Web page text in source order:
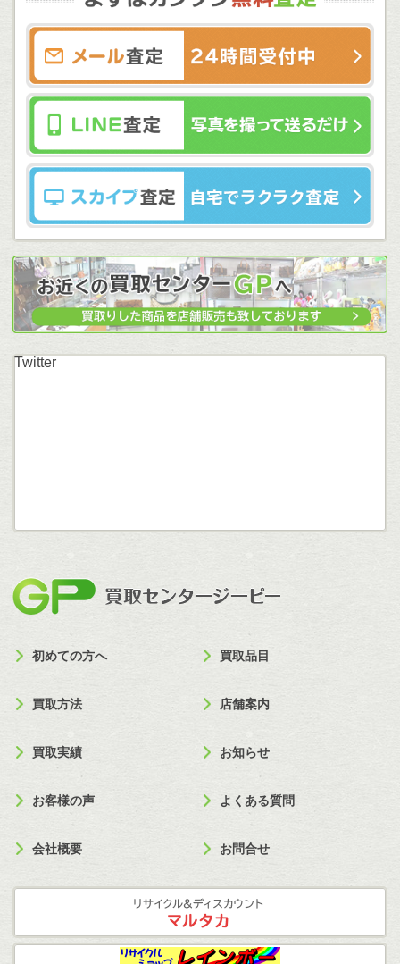
Twitter
初めての方へ 買取品目
買取方法 店舗案内
買取実績 お知らせ
お客様の声 よくある質問
会社概要 お問合せ